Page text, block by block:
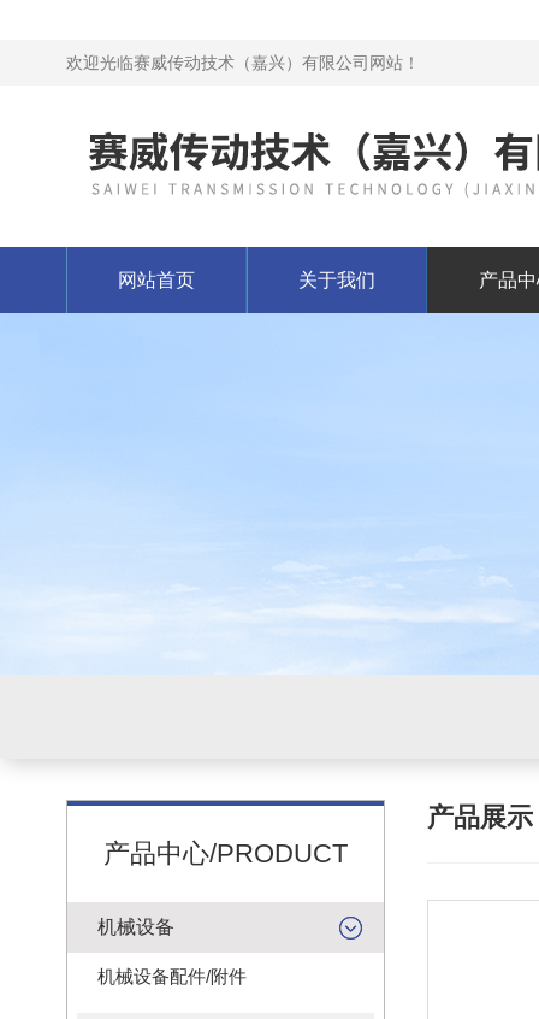
欢迎光临赛威传动技术（嘉兴）有限公司网站！
网站首页 关于我们 产品
产品中心/PRODUCT
机械设备
机械设备配件/附件
产品展示